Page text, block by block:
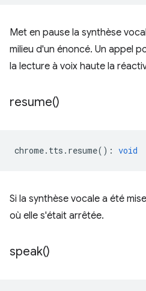
Met en pause la synthèse
milieu d'un énoncé. Un appel
la lecture à voix haute la
resume()
chrome. tts . resume() : void
Si la synthèse vocale a été
où elle s'était arrêtée.
speak()